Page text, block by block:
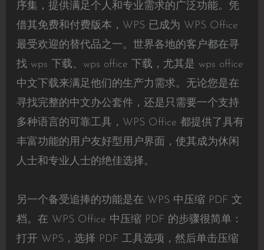
序集，提供满足个人和专业需求的广泛功能。凭
借其免费和付费版本，WPS 已成为 WPS Office
最受欢迎的替代品之一。世界各地的客户都在寻
找 wps 下载、wps office 下载，尤其是 wps office
中文下载来满足他们的生产力需求。无论您是在
寻找完整的中文办公套件，还是只需要一个支持
多种语言的可靠工具，WPS Office 都提供了具有
丰富功能的用户友好型用户界面，使其成为休闲
人士和专业人士的绝佳选择。
另一个备受追捧的功能是在 WPS 中压缩 PDF 文
档。在 WPS Office 中压缩 PDF 的步骤很简单：
打开 WPS，选择 PDF 工具选项，然后单击压缩